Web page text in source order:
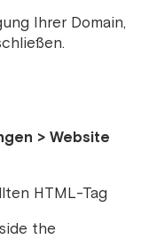
Ihrer Domain,
> Website
HTML-Tag
the